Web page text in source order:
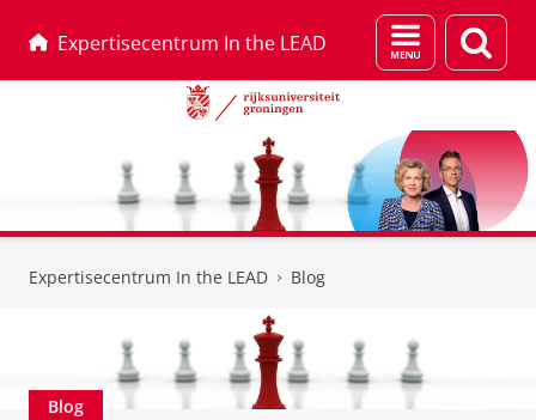
Expertisecentrum In the LEAD
Menu
en
Expertisecentrum In the LEAD Blog
Blog